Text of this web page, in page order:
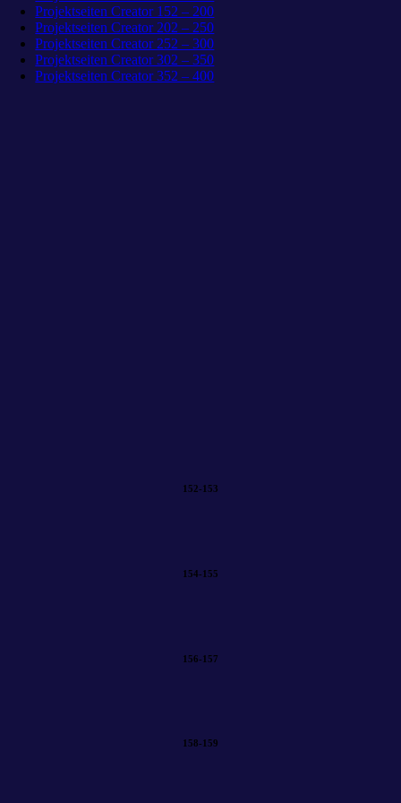
Projektseiten Creator 152 – 200
Projektseiten Creator 202 – 250
Projektseiten Creator 252 – 300
Projektseiten Creator 302 – 350
Projektseiten Creator 352 – 400
152-153
154-155
156-157
158-159